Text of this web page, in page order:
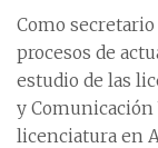
Como secretario
procesos de
estudio de las
y Comunicación
licenciatura en